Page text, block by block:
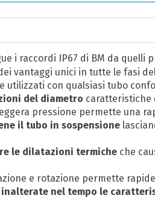
i raccordi IP67 di BM da quelli
vantaggi unici in tutte le fasi
utilizzati con qualsiasi tubo
del diametro caratteristiche
pressione permette una
il tubo in sospensione
le dilatazioni termicheche
e rotazione permette
nel tempo le